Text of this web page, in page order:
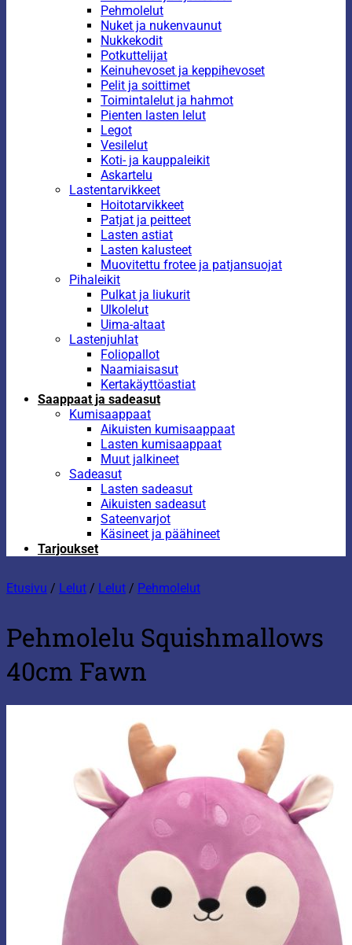
Pehmolelut
Nuket ja nukenvaunut
Nukkekodit
Potkuttelijat
Keinuhevoset ja keppihevoset
Pelit ja soittimet
Toimintalelut ja hahmot
Pienten lasten lelut
Legot
Vesilelut
Koti- ja kauppaleikit
Askartelu
Lastentarvikkeet
Hoitotarvikkeet
Patjat ja peitteet
Lasten astiat
Lasten kalusteet
Muovitettu frotee ja patjansuojat
Pihaleikit
Pulkat ja liukurit
Ulkolelut
Uima-altaat
Lastenjuhlat
Foliopallot
Naamiaisasut
Kertakäyttöastiat
Saappaat ja sadeasut
Kumisaappaat
Aikuisten kumisaappaat
Lasten kumisaappaat
Muut jalkineet
Sadeasut
Lasten sadeasut
Aikuisten sadeasut
Sateenvarjot
Käsineet ja päähineet
Tarjoukset
Etusivu / Lelut / Lelut / Pehmolelut
Pehmolelu Squishmallows
40cm Fawn